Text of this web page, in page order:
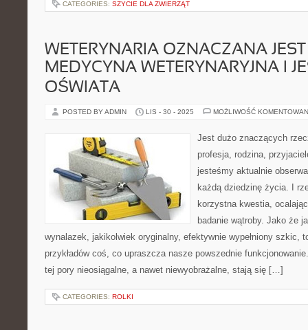
CATEGORIES: SZYCIE DLA ZWIERZĄT
WETERYNARIA OZNACZANA
MEDYCYNA WETERYNARYJNA I
OŚWIATA
POSTED BY ADMIN LIS - 30 - 2025 MOŻLIWOŚĆ
Jest dużo znaczących
profesja, rodzina,
jesteśmy aktualnie
każdą dziedzinę życia. I
korzystna kwestia,
badanie wątroby. Jako że
wynalazek, jakikolwiek oryginalny, efektywnie wypełniony szkic,
przykładów coś, co upraszcza nasze powszednie
tej pory nieosiągalne, a nawet niewyobrażalne, stają się […]
CATEGORIES: ROLKI